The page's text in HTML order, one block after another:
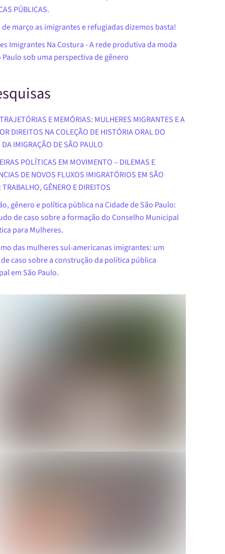
PÚBLICAS.
de março as imigrantes e refugiadas dizemos basta!
Imigrantes Na Costura - A rede produtiva da moda
Paulo sob uma perspectiva de gênero
E MEMÓRIAS: MULHERES MIGRANTES E A
DIREITOS NA COLEÇÃO DE HISTÓRIA ORAL DO
IMIGRAÇÃO DE SÃO PAULO
POLÍTICAS EM MOVIMENTO – DILEMAS E
DE NOVOS FLUXOS IMIGRATÓRIOS EM SÃO
GÊNERO E DIREITOS
gênero e política pública na Cidade de São Paulo:
de caso sobre a formação do Conselho Municipal
para Mulheres.
das mulheres sul-americanas imigrantes: um
caso sobre a construção da política pública
em São Paulo.